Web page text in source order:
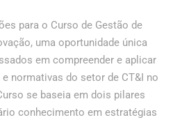
para o Curso de Gestão de
uma oportunidade única
em compreender e aplicar
normativas do setor de CT&I no
se baseia em dois pilares
conhecimento em estratégias